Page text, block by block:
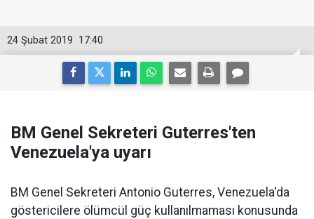
17:40
24 Şubat 2019
BM Genel Sekreteri Guterres'ten
Venezuela'ya uyarı
BM Genel Sekreteri Antonio Guterres, Venezuela'da
göstericilere ölümcül güç kullanılmaması konusunda